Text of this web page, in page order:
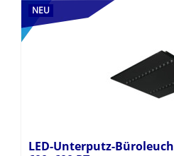
NEU
LED-Unterputz-